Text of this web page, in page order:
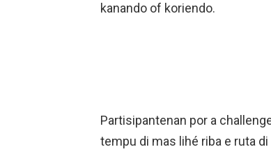
kanando of koriendo.
Partisipantenan por a
tempu di mas lihé riba e ruta